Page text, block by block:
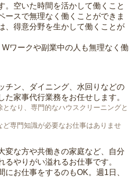
。空いた時間を活かして働くこと
ースで無理なく働くことができま
、得意分野を生かして働くことが
ワークや副業中の人も無理なく働
チン、ダイニング、水回りなどの
た家事代行業務をお任せします。
なり、専門的なハウスクリーニングと
専門知識が必要なお仕事はありませ
変な方や共働きの家庭など、自分
るやりがい溢れるお仕事です。
にお仕事をするのもOK。週1日、